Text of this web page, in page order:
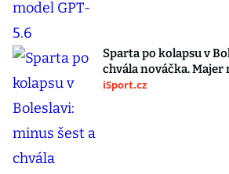
Sparta po kolapsu v
chvála nováčka. Majer
iSport.cz